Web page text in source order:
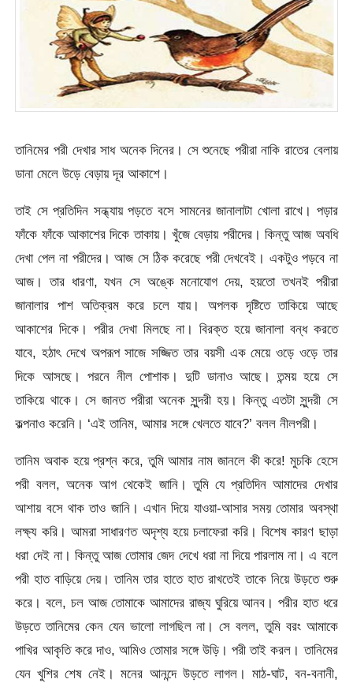
তানিমের পরী দেখার সাধ অনেক দিনের। সে শুনেছে পরীরা নাকি রাতের বেলায়
ডানা মেলে উড়ে বেড়ায় দূর আকাশে।
তাই সে প্রতিদিন সন্ধ্যায় পড়তে বসে সামনের জানালাটা খোলা রাখে। পড়ার
ফাঁকে ফাঁকে আকাশের দিকে তাকায়। খুঁজে বেড়ায় পরীদের। কিন্তু আজ অবধি
দেখা পেল না পরীদের। আজ সে ঠিক করেছে পরী দেখবেই। একটুও পড়বে না
আজ। তার ধারণা, যখন সে অঙ্কে মনোযোগ দেয়, হয়তো তখনই পরীরা
জানালার পাশ অতিক্রম করে চলে যায়। অপলক দৃষ্টিতে তাকিয়ে আছে
আকাশের দিকে। পরীর দেখা মিলছে না। বিরক্ত হয়ে জানালা বন্ধ করতে
যাবে, হঠাৎ দেখে অপরূপ সাজে সজ্জিত তার বয়সী এক মেয়ে ওড়ে ওড়ে তার
দিকে আসছে। পরনে নীল পোশাক। দুটি ডানাও আছে। তন্ময় হয়ে সে
তাকিয়ে থাকে। সে জানত পরীরা অনেক সুন্দরী হয়। কিন্তু এতটা সুন্দরী সে
কল্পনাও করেনি। ‘এই তানিম, আমার সঙ্গে খেলতে যাবে?’ বলল নীলপরী।
তানিম অবাক হয়ে প্রশ্ন করে, তুমি আমার নাম জানলে কী করে! মুচকি হেসে
পরী বলল, অনেক আগ থেকেই জানি। তুমি যে প্রতিদিন আমাদের দেখার
আশায় বসে থাক তাও জানি। এখান দিয়ে যাওয়া-আসার সময় তোমার অবস্থা
লক্ষ্য করি। আমরা সাধারণত অদৃশ্য হয়ে চলাফেরা করি। বিশেষ কারণ ছাড়া
ধরা দেই না। কিন্তু আজ তোমার জেদ দেখে ধরা না দিয়ে পারলাম না। এ বলে
পরী হাত বাড়িয়ে দেয়। তানিম তার হাতে হাত রাখতেই তাকে নিয়ে উড়তে শুরু
করে। বলে, চল আজ তোমাকে আমাদের রাজ্য ঘুরিয়ে আনব। পরীর হাত ধরে
উড়তে তানিমের কেন যেন ভালো লাগছিল না। সে বলল, তুমি বরং আমাকে
পাখির আকৃতি করে দাও, আমিও তোমার সঙ্গে উড়ি। পরী তাই করল। তানিমের
যেন খুশির শেষ নেই। মনের আনন্দে উড়তে লাগল। মাঠ-ঘাট, বন-বনানী,